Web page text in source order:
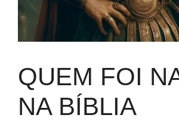
QUEM FOI
NA BÍBLIA